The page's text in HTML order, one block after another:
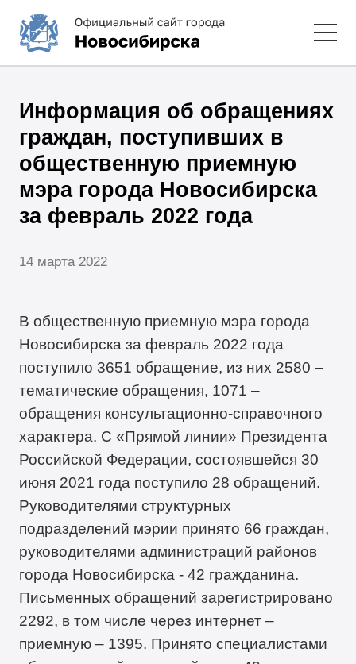
Информация об обращениях
граждан, поступивших в
общественную приемную
мэра города Новосибирска
за февраль 2022 года
14 марта 2022
В общественную приемную мэра города
Новосибирска за февраль 2022 года
поступило 3651 обращение, из них 2580 –
тематические обращения, 1071 –
обращения консультационно-справочного
характера. С «Прямой линии» Президента
Российской Федерации, состоявшейся 30
июня 2021 года поступило 28 обращений.
Руководителями структурных
подразделений мэрии принято 66 граждан,
руководителями администраций районов
города Новосибирска - 42 гражданина.
Письменных обращений зарегистрировано
2292, в том числе через интернет –
приемную – 1395. Принято специалистами